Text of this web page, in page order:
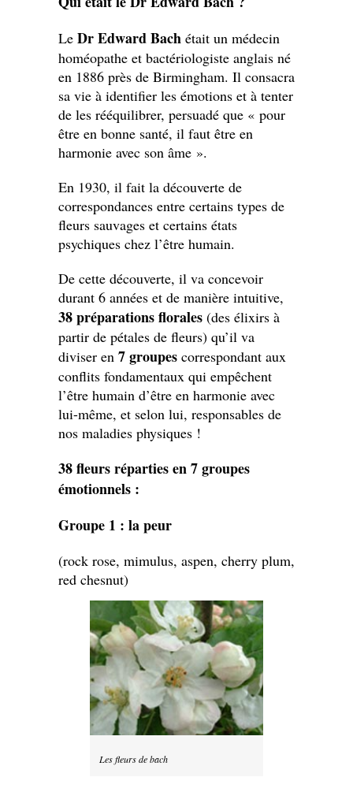
Le Dr Edward Bach était un médecin
homéopathe et bactériologiste anglais né
en 1886 près de Birmingham. Il consacra
sa vie à identifier les émotions et à tenter
de les rééquilibrer, persuadé que « pour
être en bonne santé, il faut être en
harmonie avec son âme ».
En 1930, il fait la découverte de
correspondances entre certains types de
fleurs sauvages et certains états
psychiques chez l’être humain.
De cette découverte, il va concevoir
durant 6 années et de manière intuitive,
38 préparations florales (des élixirs à
partir de pétales de fleurs) qu’il va
diviser en 7 groupes correspondant aux
conflits fondamentaux qui empêchent
l’être humain d’être en harmonie avec
lui-même, et selon lui, responsables de
nos maladies physiques !
38 fleurs réparties en 7 groupes
émotionnels :
Groupe 1 : la peur
(rock rose, mimulus, aspen, cherry plum,
red chesnut)
Les fleurs de bach